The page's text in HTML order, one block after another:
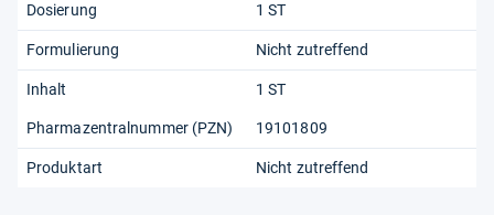
Dosierung 1 ST
Formulierung Nicht zutreffend
Inhalt 1 ST
Pharmazentralnummer (PZN) 19101809
Produktart Nicht zutreffend